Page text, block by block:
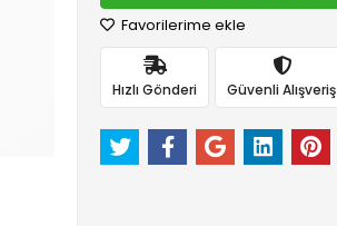
Favorilerime ekle
Hızlı Gönderi Güvenli Alışveriş